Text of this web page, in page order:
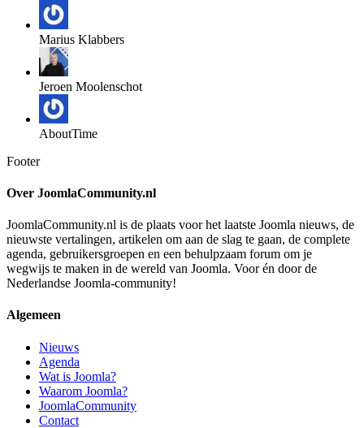
Marius Klabbers
Jeroen Moolenschot
AboutTime
Footer
Over JoomlaCommunity.nl
JoomlaCommunity.nl is de plaats voor het laatste Joomla nieuws, de
nieuwste vertalingen, artikelen om aan de slag te gaan, de complete
agenda, gebruikersgroepen en een behulpzaam forum om je
wegwijs te maken in de wereld van Joomla. Voor én door de
Nederlandse Joomla-community!
Algemeen
Nieuws
Agenda
Wat is Joomla?
Waarom Joomla?
JoomlaCommunity
Contact